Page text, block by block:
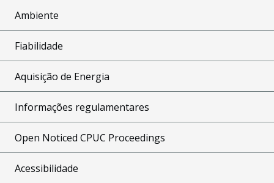
Ambiente
Fiabilidade
Aquisição de Energia
Informações regulamentares
Open Noticed CPUC Proceedings
Acessibilidade